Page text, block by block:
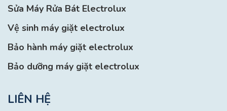
Sửa Máy Rửa Bát Electrolux
Vệ sinh máy giặt electrolux
Bảo hành máy giặt electrolux
Bảo dưỡng máy giặt electrolux
LIÊN HỆ